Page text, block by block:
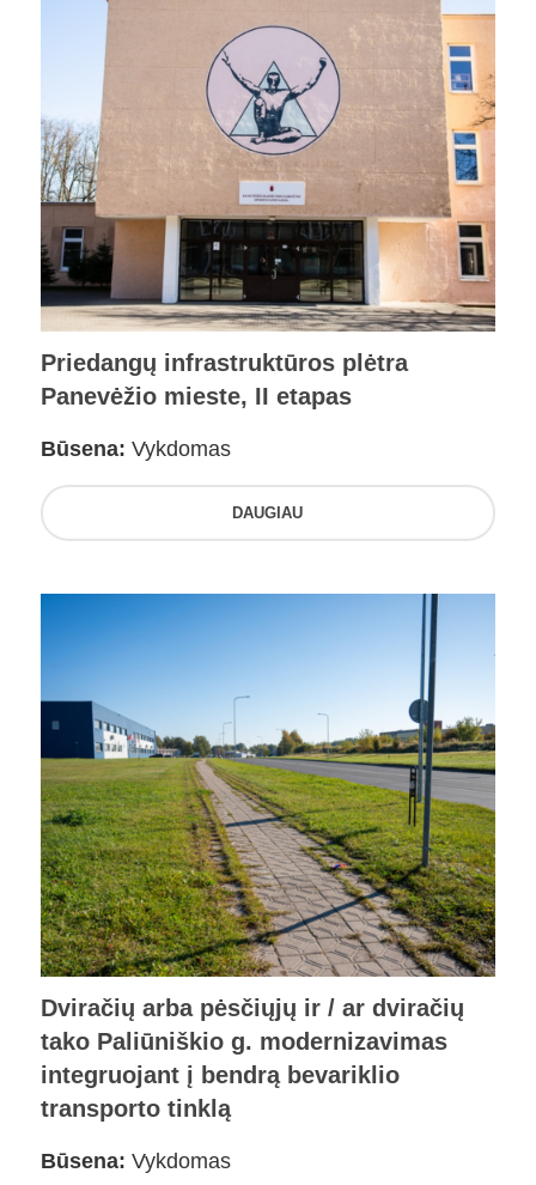
Priedangų infrastruktūros plėtra
Panevėžio mieste, II etapas
Būsena: Vykdomas
DAUGIAU
Dviračių arba pėsčiųjų ir / ar dviračių
tako Paliūniškio g. modernizavimas
integruojant į bendrą bevariklio
transporto tinklą
Būsena: Vykdomas